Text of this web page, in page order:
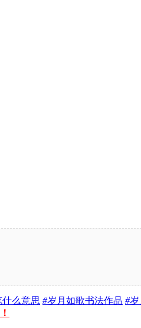
么意思 #岁月如歌书法作品 #岁